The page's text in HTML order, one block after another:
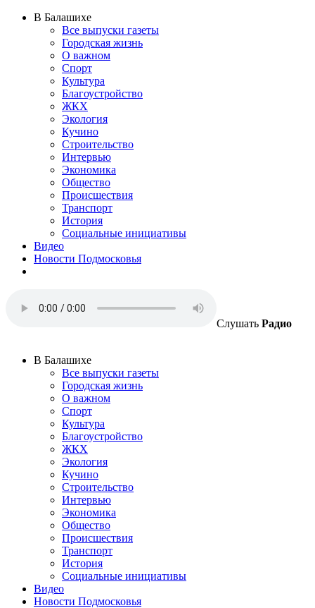
В Балашихе
Все выпуски газеты
Городская жизнь
О важном
Спорт
Культура
Благоустройство
ЖКХ
Экология
Кучино
Строительство
Интервью
Экономика
Общество
Происшествия
Транспорт
История
Социальные инициативы
Видео
Новости Подмосковья
Слушать Радио
В Балашихе
Все выпуски газеты
Городская жизнь
О важном
Спорт
Культура
Благоустройство
ЖКХ
Экология
Кучино
Строительство
Интервью
Экономика
Общество
Происшествия
Транспорт
История
Социальные инициативы
Видео
Новости Подмосковья